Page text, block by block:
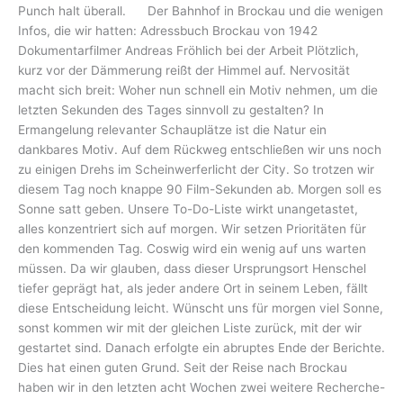
Punch halt überall. Der Bahnhof in Brockau und die wenigen
Infos, die wir hatten: Adressbuch Brockau von 1942
Dokumentarfilmer Andreas Fröhlich bei der Arbeit Plötzlich,
kurz vor der Dämmerung reißt der Himmel auf. Nervosität
macht sich breit: Woher nun schnell ein Motiv nehmen, um die
letzten Sekunden des Tages sinnvoll zu gestalten? In
Ermangelung relevanter Schauplätze ist die Natur ein
dankbares Motiv. Auf dem Rückweg entschließen wir uns noch
zu einigen Drehs im Scheinwerferlicht der City. So trotzen wir
diesem Tag noch knappe 90 Film-Sekunden ab. Morgen soll es
Sonne satt geben. Unsere To-Do-Liste wirkt unangetastet,
alles konzentriert sich auf morgen. Wir setzen Prioritäten für
den kommenden Tag. Coswig wird ein wenig auf uns warten
müssen. Da wir glauben, dass dieser Ursprungsort Henschel
tiefer geprägt hat, als jeder andere Ort in seinem Leben, fällt
diese Entscheidung leicht. Wünscht uns für morgen viel Sonne,
sonst kommen wir mit der gleichen Liste zurück, mit der wir
gestartet sind. Danach erfolgte ein abruptes Ende der Berichte.
Dies hat einen guten Grund. Seit der Reise nach Brockau
haben wir in den letzten acht Wochen zwei weitere Recherche-